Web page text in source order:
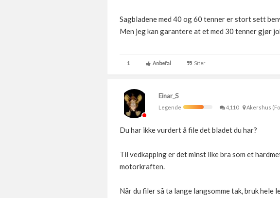
Sagbladene med 40 og 60 tenner er stort sett
Men jeg kan garantere at et med 30 tenner gjør
1 Anbefal Siter
Einar_S
Legende
4,110 Akershus
Du har ikke vurdert å file det bladet du har?
Til vedkapping er det minst like bra som et
motorkraften.
Når du filer så ta lange langsomme tak, bruk hele